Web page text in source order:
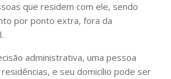
que residem com ele, sendo
por ponto extra, fora da
administrativa, uma pessoa
e seu domicílio pode ser